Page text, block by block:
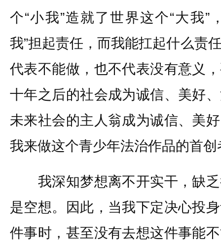
个“小我”造就了世界这个“大我”
我”担起责任，而我能扛起什么责
代表不能做，也不代表没有意义
十年之后的社会成为诚信、美好
未来社会的主人翁成为诚信、美
我来做这个青少年法治作品的首创
我深知梦想离不开实干，缺乏
是空想。因此，当我下定决心投
件事时，甚至没有去想这件事能